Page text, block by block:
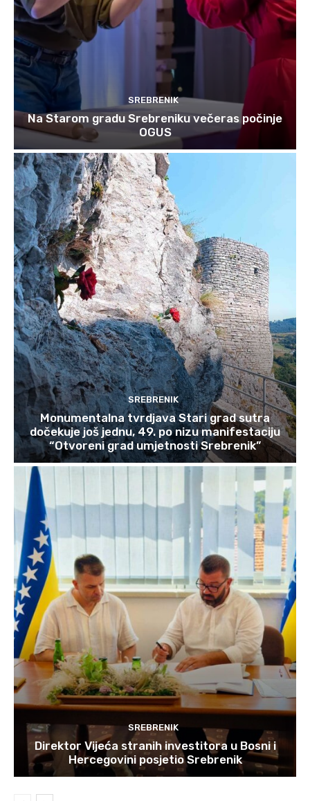
SREBRENIK
Na Starom gradu Srebreniku večeras počinje
OGUS
SREBRENIK
Monumentalna tvrdjava Stari grad sutra
dočekuje još jednu, 49. po nizu manifestaciju
“Otvoreni grad umjetnosti Srebrenik”
SREBRENIK
Direktor Vijeća stranih investitora u Bosni i
Hercegovini posjetio Srebrenik